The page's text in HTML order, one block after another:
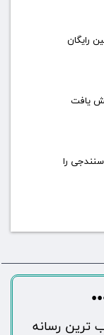
رایگان
یافت
کودک ۳ ساله سنندجی را
محبوب ترین رسانه